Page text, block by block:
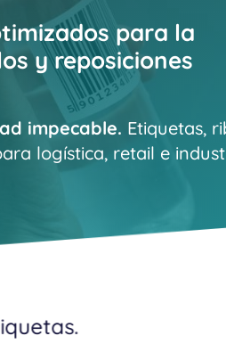
para la
y reposiciones
impecable. Etiquetas,
logística, retail e